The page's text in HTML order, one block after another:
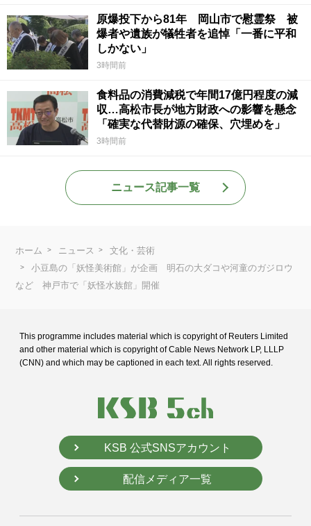
原爆投下から81年 岡山市で慰霊祭 被
爆者や遺族が犠牲者を追悼「一番に平和
しかない」
3時間前
食料品の消費減税で年間17億円程度の減
収…高松市長が地方財政への影響を懸念
「確実な代替財源の確保、穴埋めを」
3時間前
ニュース記事一覧
ホーム ニュース
文化・芸術
小豆島の「妖怪美術館」が企画 明石の大ダコや河童のガジロウ
など 神戸市で「妖怪水族館」開催
This programme includes material which is copyright of Reuters Limited
and other material which is copyright of Cable News Network LP, LLLP
(CNN) and which may be captioned in each text. All rights reserved.
KSB 公式SNSアカウント
配信メディア一覧